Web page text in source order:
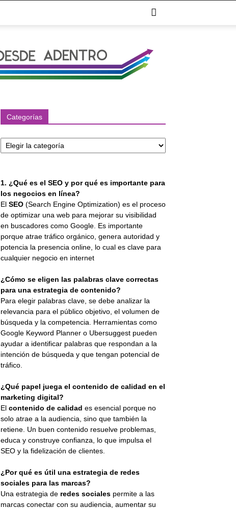
Categorías
1. ¿Qué es el SEO y por qué es importante para
los negocios en línea?
El SEO (Search Engine Optimization) es el proceso
de optimizar una web para mejorar su visibilidad
en buscadores como Google. Es importante
porque atrae tráfico orgánico, genera autoridad y
potencia la presencia online, lo cual es clave para
cualquier negocio en internet
¿Cómo se eligen las palabras clave correctas
para una estrategia de contenido?
Para elegir palabras clave, se debe analizar la
relevancia para el público objetivo, el volumen de
búsqueda y la competencia. Herramientas como
Google Keyword Planner o Ubersuggest pueden
ayudar a identificar palabras que respondan a la
intención de búsqueda y que tengan potencial de
tráfico.
¿Qué papel juega el contenido de calidad en el
marketing digital?
El contenido de calidad es esencial porque no
solo atrae a la audiencia, sino que también la
retiene. Un buen contenido resuelve problemas,
educa y construye confianza, lo que impulsa el
SEO y la fidelización de clientes.
¿Por qué es útil una estrategia de redes
sociales para las marcas?
Una estrategia de redes sociales permite a las
marcas conectar con su audiencia, aumentar su